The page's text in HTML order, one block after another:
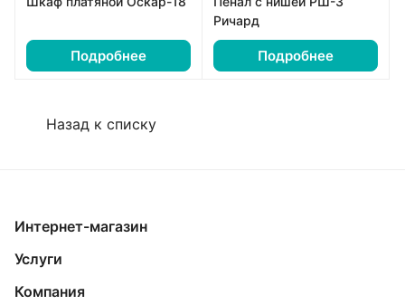
Подробнее
Ричард
Подробнее
Назад к списку
Интернет-магазин
Услуги
Компания